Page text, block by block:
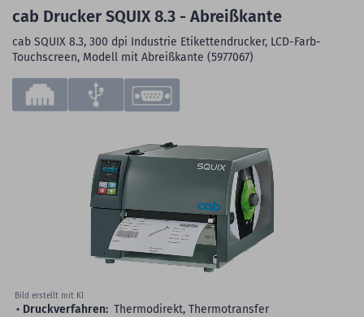
Ende
der
Bild erstellt mit KI
Skip
the
cab Drucker SQUIX 8.3 - Abreißkante
cab SQUIX 8.3, 300 dpi Industrie Etikettendrucker, LCD-Farb-
Touchscreen, Modell mit Abreißkante (5977067)
Druckverfahren: Thermodirekt, Thermotransfer